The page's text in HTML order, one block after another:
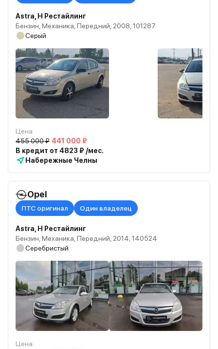
Astra, H Рестайлинг
Бензин, Механика, Передний, 2008, 101287
Серый
Цена
455 000 ₽ 441 000 ₽
В кредит от 4823 ₽ /мес.
Набережные Челны
Opel
ПТС оригинал Один владелец
Astra, H Рестайлинг
Бензин, Механика, Передний, 2014, 140524
Серебристый
Цена